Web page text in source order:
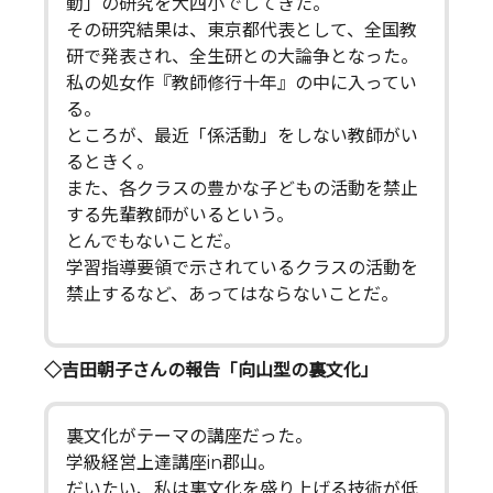
その研究結果は、東京都代表として、全国教
研で発表され、全生研との大論争となった。
私の処女作『教師修行十年』の中に入ってい
る。
ところが、最近「係活動」をしない教師がい
るときく。
また、各クラスの豊かな子どもの活動を禁止
する先輩教師がいるという。
とんでもないことだ。
学習指導要領で示されているクラスの活動を
禁止するなど、あってはならないことだ。
◇吉田朝子さんの報告「向山型の裏文化」
裏文化がテーマの講座だった。
学級経営上達講座in郡山。